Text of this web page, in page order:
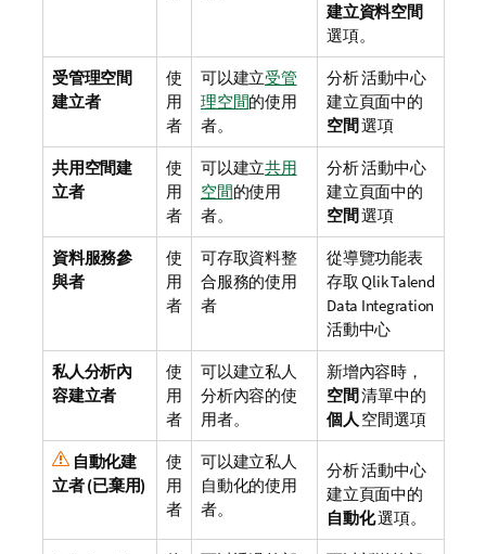
建立資料空間
選項。
受管理空間
建立者
使
用
者
可以建立受管
理空間的使用
者。
分析活動中心
建立頁面中的
空間選項
共用空間建
立者
使
用
者
可以建立共用
空間的使用
者。
分析活動中心
建立頁面中的
空間選項
資料服務參
與者
使
用
者
可存取資料整
合服務的使用
者
從導覽功能表
存取Qlik Talend
Data Integration
活動中心
私人分析內
容建立者
使
用
者
可以建立私人
分析內容的使
用者。
新增內容時，
空間清單中的
個人 空間選項
自動化建
立者(已棄用)
使
用
者
可以建立私人
自動化的使用
者。
分析活動中心
建立頁面中的
自動化選項。